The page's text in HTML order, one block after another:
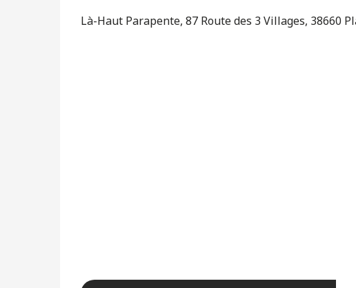
Là-Haut Parapente, 87 Route des 3 Villages, 38660